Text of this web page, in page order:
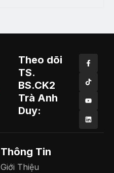
Theo dõi
TS.
BS.CK2
Trà Anh
Duy:
Thông Tin
Giới Thiệu